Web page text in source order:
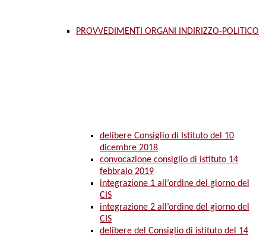
PROVVEDIMENTI ORGANI INDIRIZZO-POLITICO
delibere Consiglio di Istituto del 10
dicembre 2018
convocazione consiglio di istituto 14
febbraio 2019
integrazione 1 all’ordine del giorno del
CIS
integrazione 2 all’ordine del giorno del
CIS
delibere del Consiglio di istituto del 14